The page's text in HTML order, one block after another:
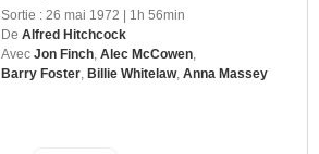
Sortie : 26 mai 1972 | 1h 56min
De Alfred Hitchcock
Avec Jon Finch Alec McCowen
Barry Foster Billie Whitelaw, Anna Massey